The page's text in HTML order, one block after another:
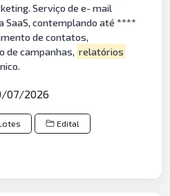
Serviço de e- mail
contemplando até ****
de contatos,
de campanhas, relatórios
07/2026
Edital